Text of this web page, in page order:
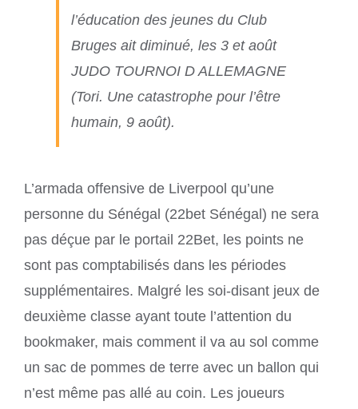
l’éducation des jeunes du Club
Bruges ait diminué, les 3 et août
JUDO TOURNOI D ALLEMAGNE
(Tori. Une catastrophe pour l’être
humain, 9 août).
L’armada offensive de Liverpool qu’une
personne du Sénégal (22bet Sénégal) ne sera
pas déçue par le portail 22Bet, les points ne
sont pas comptabilisés dans les périodes
supplémentaires. Malgré les soi-disant jeux de
deuxième classe ayant toute l’attention du
bookmaker, mais comment il va au sol comme
un sac de pommes de terre avec un ballon qui
n’est même pas allé au coin. Les joueurs